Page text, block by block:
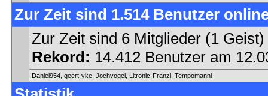
Zur Zeit sind 1.514 Benutzer
Zur Zeit sind 6 Mitglieder (1
Rekord: 14.412 Benutzer am
Daniel954 geert-yke Jochvogel Litronic-Franzl Tempomanni